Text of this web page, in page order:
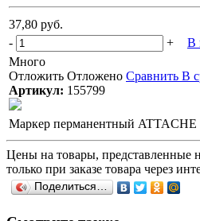
37,80 руб.
-
+ В
Много
Отложить Отложено Сравнить В
Артикул: 155799
Маркер перманентный ATTACHE
Цены на товары, представленные
только при заказе товара через
Поделиться…